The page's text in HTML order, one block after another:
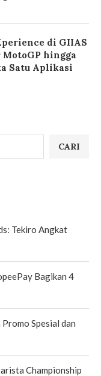
CARI
Tekiro Angkat
Bagikan 4
Spesial dan
Championship
di GIIAS
MotoGP hingga
Satu Aplikasi